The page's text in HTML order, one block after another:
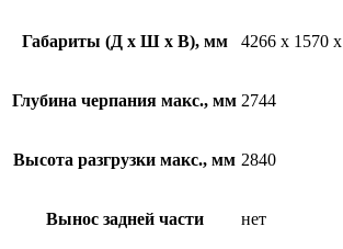
Габариты (Д х Ш х В), мм 4266 x 1570
Глубина черпания макс., мм 2744
Высота разгрузки макс., мм 2840
Вынос задней части нет